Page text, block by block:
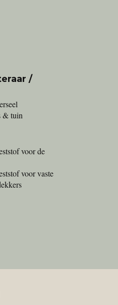
/
& tuin
voor de
voor vaste